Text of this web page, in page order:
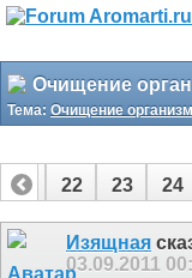
Очищение
Тема: Очищение
21 22 23 24
Изящная
03.09.2011